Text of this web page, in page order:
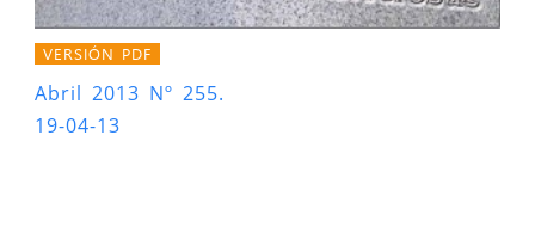
VERSIÓN PDF
Abril 2013 Nº 255.
19-04-13